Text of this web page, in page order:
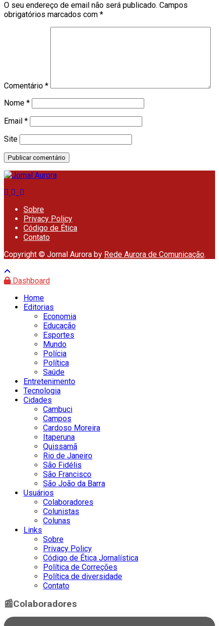
O seu endereço de email não será publicado. Campos
obrigatórios marcados com *
Comentário *
Nome *
Email *
Site
Sobre
Privacy Policy
Código de Ética
Contato
Copyright © Jornal Aurora by Rede Aurora de Comunicação.
Dashboard
Home
Editorias
Economia
Educação
Esportes
Mundo
Polícia
Política
Saúde
Entretenimento
Tecnologia
Cidades
Cambuci
Campos
Cardoso Moreira
Itaperuna
Quissamã
Rio de Janeiro
São Fidélis
São Francisco
São João da Barra
Usuários
Colaboradores
Colunistas
Colunas
Links
Sobre
Privacy Policy
Código de Ética Jornalística
Política de Correções
Política de diversidade
Contato
📰Colaboradores